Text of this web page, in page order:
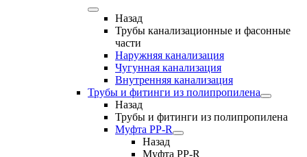
Назад
Трубы канализационные и фасонные
части
Наружняя канализация
Чугунная канализация
Внутренняя канализация
Трубы и фитинги из полипропилена
Назад
Трубы и фитинги из полипропилена
Муфта PP-R
Назад
Муфта PP-R